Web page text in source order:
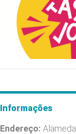
Informações
Endereço: